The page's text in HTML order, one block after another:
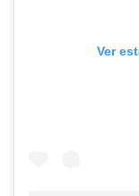
Ver